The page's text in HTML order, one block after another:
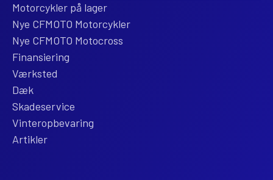
Motorcykler på lager
Nye CFMOTO Motorcykler
Nye CFMOTO Motocross
Finansiering
Værksted
Dæk
Skadeservice
Vinteropbevaring
Artikler